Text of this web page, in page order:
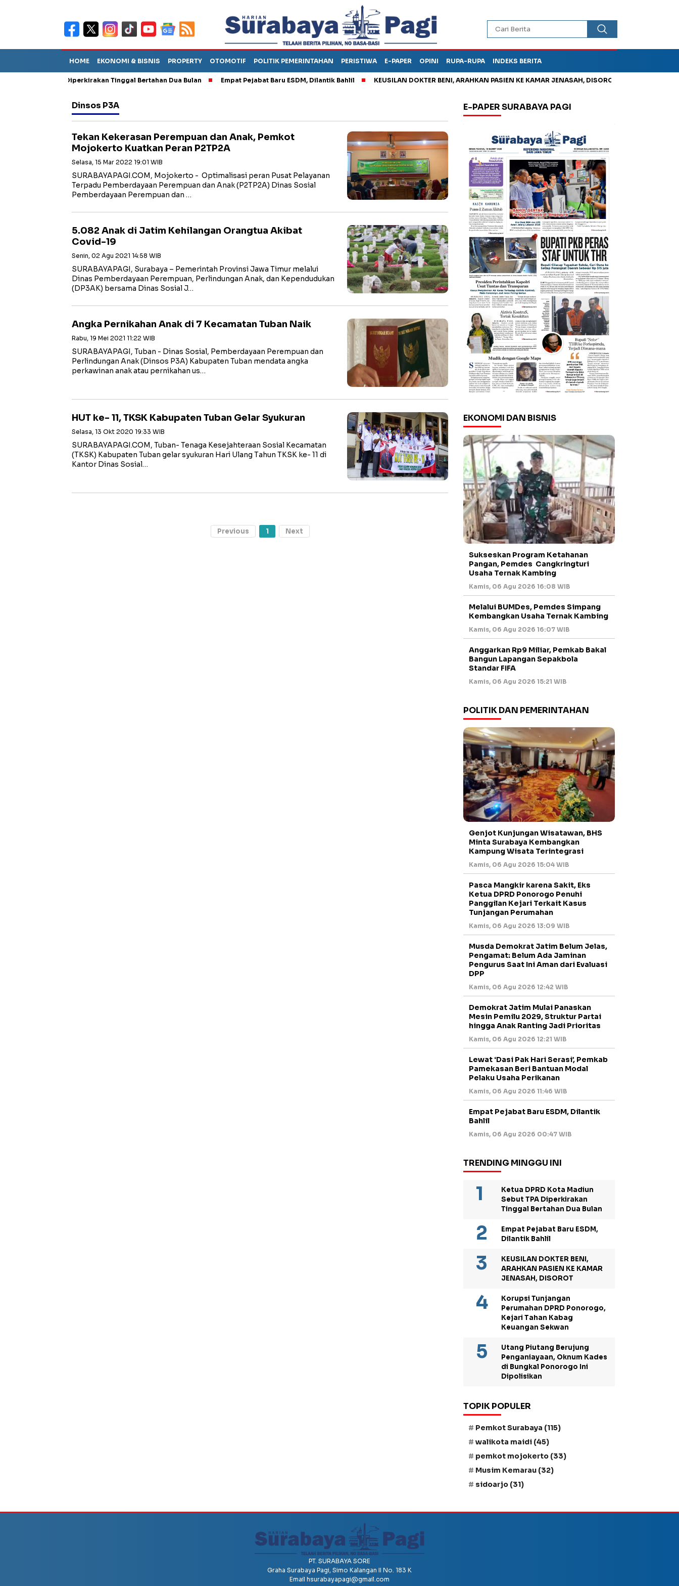
HOME EKONOMI & BISNIS PROPERTY OTOMOTIF POLITIK PEMERINTAHAN PERISTIWA E-PAPER OPINI RUPA-RUPA INDEKS BERITA
Sebut TPA Diperkirakan Tinggal Bertahan Dua Bulan Empat Pejabat Baru ESDM, Dilantik Bahlil KEUSILAN DOKTER BENI, ARAHKAN PASIEN KE KAMAR JENASAH, DISOROT
Dinsos P3A
Tekan Kekerasan Perempuan dan Anak, Pemkot
Mojokerto Kuatkan Peran P2TP2A
Selasa, 15 Mar 2022 19:01 WIB
SURABAYAPAGI.COM, Mojokerto - Optimalisasi peran Pusat Pelayanan
Terpadu Pemberdayaan Perempuan dan Anak (P2TP2A) Dinas Sosial
Pemberdayaan Perempuan dan …
5.082 Anak di Jatim Kehilangan Orangtua Akibat
Covid-19
Senin, 02 Agu 2021 14:58 WIB
SURABAYAPAGI, Surabaya – Pemerintah Provinsi Jawa Timur melalui
Dinas Pemberdayaan Perempuan, Perlindungan Anak, dan Kependudukan
(DP3AK) bersama Dinas Sosial J…
Angka Pernikahan Anak di 7 Kecamatan Tuban Naik
Rabu, 19 Mei 2021 11:22 WIB
SURABAYAPAGI, Tuban - Dinas Sosial, Pemberdayaan Perempuan dan
Perlindungan Anak (Dinsos P3A) Kabupaten Tuban mendata angka
perkawinan anak atau pernikahan us…
HUT ke- 11, TKSK Kabupaten Tuban Gelar Syukuran
Selasa, 13 Okt 2020 19:33 WIB
SURABAYAPAGI.COM, Tuban- Tenaga Kesejahteraan Sosial Kecamatan
(TKSK) Kabupaten Tuban gelar syukuran Hari Ulang Tahun TKSK ke- 11 di
Kantor Dinas Sosial…
Previous 1 Next
E-PAPER SURABAYA PAGI
EKONOMI DAN BISNIS
Sukseskan Program Ketahanan
Pangan, Pemdes Cangkringturi
Usaha Ternak Kambing
Kamis, 06 Agu 2026 16:08 WIB
Melalui BUMDes, Pemdes Simpang
Kembangkan Usaha Ternak Kambing
Kamis, 06 Agu 2026 16:07 WIB
Anggarkan Rp9 Miliar, Pemkab Bakal
Bangun Lapangan Sepakbola
Standar FIFA
Kamis, 06 Agu 2026 15:21 WIB
POLITIK DAN PEMERINTAHAN
Genjot Kunjungan Wisatawan, BHS
Minta Surabaya Kembangkan
Kampung Wisata Terintegrasi
Kamis, 06 Agu 2026 15:04 WIB
Pasca Mangkir karena Sakit, Eks
Ketua DPRD Ponorogo Penuhi
Panggilan Kejari Terkait Kasus
Tunjangan Perumahan
Kamis, 06 Agu 2026 13:09 WIB
Musda Demokrat Jatim Belum Jelas,
Pengamat: Belum Ada Jaminan
Pengurus Saat Ini Aman dari Evaluasi
DPP
Kamis, 06 Agu 2026 12:42 WIB
Demokrat Jatim Mulai Panaskan
Mesin Pemilu 2029, Struktur Partai
hingga Anak Ranting Jadi Prioritas
Kamis, 06 Agu 2026 12:21 WIB
Lewat ‘Dasi Pak Hari Serasi’, Pemkab
Pamekasan Beri Bantuan Modal
Pelaku Usaha Perikanan
Kamis, 06 Agu 2026 11:46 WIB
Empat Pejabat Baru ESDM, Dilantik
Bahlil
Kamis, 06 Agu 2026 00:47 WIB
TRENDING MINGGU INI
Ketua DPRD Kota Madiun
Sebut TPA Diperkirakan
Tinggal Bertahan Dua Bulan
Empat Pejabat Baru ESDM,
Dilantik Bahlil
KEUSILAN DOKTER BENI,
ARAHKAN PASIEN KE KAMAR
JENASAH, DISOROT
Korupsi Tunjangan
Perumahan DPRD Ponorogo,
Kejari Tahan Kabag
Keuangan Sekwan
Utang Piutang Berujung
Penganiayaan, Oknum Kades
di Bungkal Ponorogo Ini
Dipolisikan
TOPIK POPULER
Pemkot Surabaya (115)
walikota maidi (45)
pemkot mojokerto (33)
Musim Kemarau (32)
sidoarjo (31)
PT. SURABAYA SORE
Graha Surabaya Pagi, Simo Kalangan II No. 183 K
Email hsurabayapagi@gmail.com